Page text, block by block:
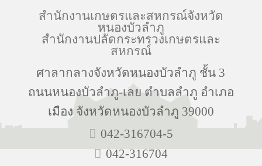
สำนักงานเกษตรและสหกรณ์จังหวัด
หนองบัวลำภู
สำนักงานปลัดกระทรวงเกษตรและ
สหกรณ์
ศาลากลางจังหวัดหนองบัวลำภู ชั้น 3
ถนนหนองบัวลำภู-เลย ตำบลลำภู อำเภอ
เมือง จังหวัดหนองบัวลำภู 39000
042-316704-5
042-316704